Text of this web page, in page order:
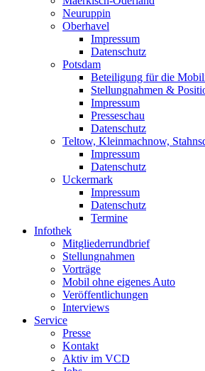
Neuruppin
Oberhavel
Impressum
Datenschutz
Potsdam
Beteiligung für die
Stellungnahmen &
Impressum
Presseschau
Datenschutz
Teltow, Kleinmachnow,
Impressum
Datenschutz
Uckermark
Impressum
Datenschutz
Termine
Infothek
Mitgliederrundbrief
Stellungnahmen
Vorträge
Mobil ohne eigenes Auto
Veröffentlichungen
Interviews
Service
Presse
Kontakt
Aktiv im VCD